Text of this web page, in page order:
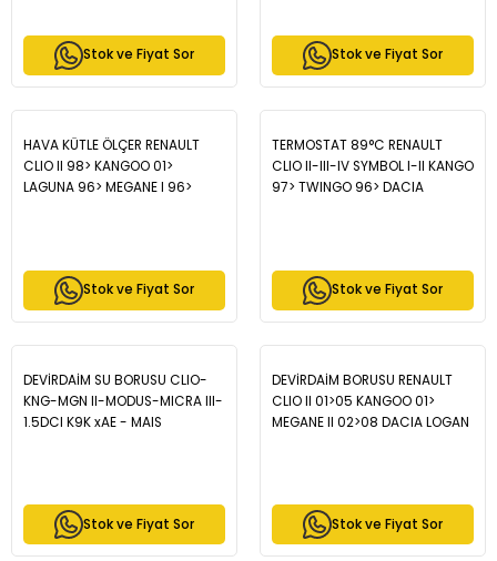
Stok ve Fiyat Sor Stok ve Fiyat Sor
HAVA KÜTLE ÖLÇER RENAULT
CLIO II 98> KANGOO 01>
LAGUNA 96> MEGANE I 96>
Stok ve Fiyat Sor
TERMOSTAT 89°C RENAULT
CLIO II-III-IV SYMBOL I-II KANGO
97> TWINGO 96> DACIA
Stok ve Fiyat Sor
DEVİRDAİM SU BORUSU CLIO-
KNG-MGN II-MODUS-MICRA III-
1.5DCI K9K xAE - MAIS
Stok ve Fiyat Sor
DEVİRDAİM BORUSU RENAULT
CLIO II 01>05 KANGOO 01>
MEGANE II 02>08 DACIA LOGAN
Stok ve Fiyat Sor